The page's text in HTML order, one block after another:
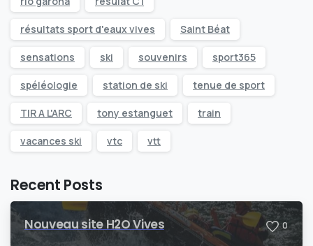
résultats sport d'eaux vives Saint Béat
sensations ski souvenirs sport365
spéléologie station de ski tenue de sport
TIR A L'ARC tony estanguet train
vacances ski vtc vtt
Recent Posts
Nouveau site H2O Vives 0